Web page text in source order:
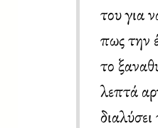
του για
πως την
το
λεπτά